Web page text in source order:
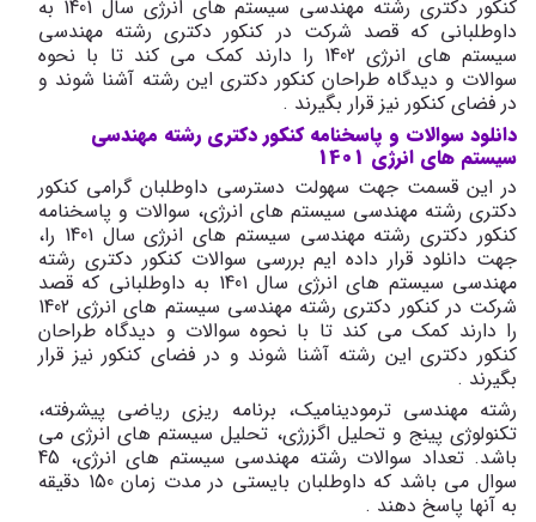
کنکور دکتری رشته مهندسی سیستم های انرژی سال 1401 به
داوطلبانی که قصد شرکت در کنکور دکتری رشته مهندسی
سیستم های انرژی 1402 را دارند کمک می کند تا با نحوه
سوالات و دیدگاه طراحان کنکور دکتری این رشته آشنا شوند و
در فضای کنکور نیز قرار بگیرند .
دانلود سوالات و پاسخنامه کنکور دکتری رشته مهندسی
سیستم های انرژی 1401
در این قسمت جهت سهولت دسترسی داوطلبان گرامی کنکور
دکتری رشته مهندسی سیستم های انرژی، سوالات و پاسخنامه
کنکور دکتری رشته مهندسی سیستم های انرژی سال 1401 را،
جهت دانلود قرار داده ایم بررسی سوالات کنکور دکتری رشته
مهندسی سیستم های انرژی سال 1401 به داوطلبانی که قصد
شرکت در کنکور دکتری رشته مهندسی سیستم های انرژی 1402
را دارند کمک می کند تا با نحوه سوالات و دیدگاه طراحان
کنکور دکتری این رشته آشنا شوند و در فضای کنکور نیز قرار
بگیرند .
رشته مهندسی ترمودینامیک، برنامه ریزی ریاضی پیشرفته،
تکنولوژی پینج و تحلیل اگزرژی، تحلیل سیستم های انرژی می
باشد. تعداد سوالات رشته مهندسی سیستم های انرژی، 45
سوال می باشد که داوطلبان بایستی در مدت زمان 150 دقیقه
به آنها پاسخ دهند .